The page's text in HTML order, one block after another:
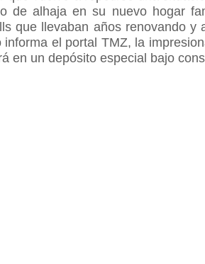
de alhaja en su nuevo hogar
que llevaban años renovando
informa el portal TMZ, la
en un depósito especial bajo